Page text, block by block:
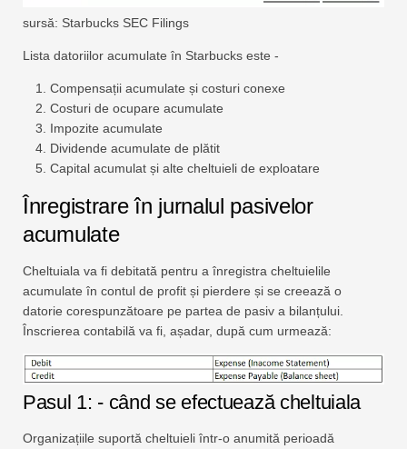
sursă: Starbucks SEC Filings
Lista datoriilor acumulate în Starbucks este -
Compensații acumulate și costuri conexe
Costuri de ocupare acumulate
Impozite acumulate
Dividende acumulate de plătit
Capital acumulat și alte cheltuieli de exploatare
Înregistrare în jurnalul pasivelor
acumulate
Cheltuiala va fi debitată pentru a înregistra cheltuielile
acumulate în contul de profit și pierdere și se creează o
datorie corespunzătoare pe partea de pasiv a bilanțului.
Înscrierea contabilă va fi, așadar, după cum urmează:
Pasul 1: - când se efectuează cheltuiala
Organizațiile suportă cheltuieli într-o anumită perioadă